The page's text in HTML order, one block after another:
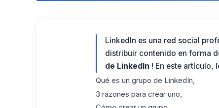
LinkedIn es una red social
distribuir contenido en forma
de LinkedIn ! En este artículo,
Qué es un grupo de LinkedIn,
3 razones para crear uno,